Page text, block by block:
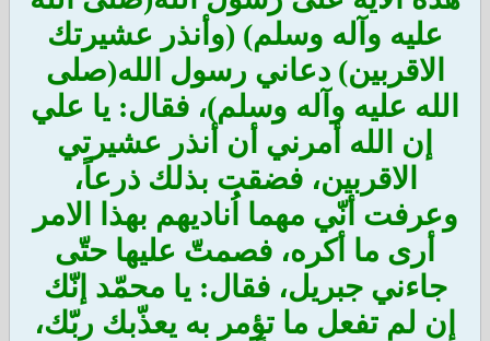
عليه وآله وسلم) (وأنذر عشيرتك
الاقربين) دعاني رسول الله(صلى
الله عليه وآله وسلم)، فقال: يا علي
إن الله أمرني أن أنذر عشيرتي
الاقربين، فضقت بذلك ذرعاً،
وعرفت أنّي مهما اُناديهم بهذا الامر
أرى ما أكره، فصمتّ عليها حتّى
جاءني جبريل، فقال: يا محمّد إنّك
إن لم تفعل ما تؤمر به يعذّبك ربّك،